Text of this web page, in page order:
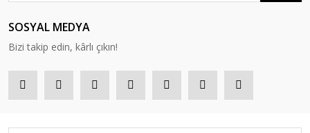
SOSYAL MEDYA
Bizi takip edin, kârlı çıkın!